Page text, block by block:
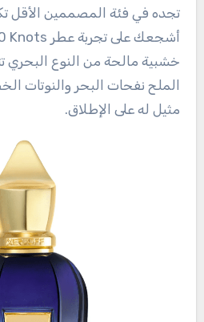
تجده في فئة المصممين الأقل
خشبية مالحة من النوع البحري
الملح نفحات البحر والنوتات
مثيل له على الإطلاق.